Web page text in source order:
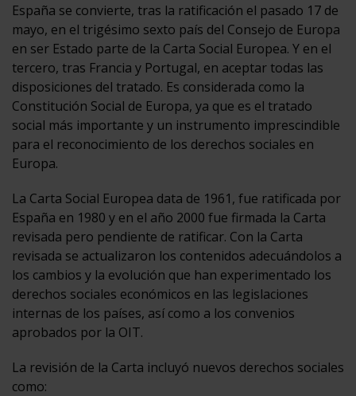
España se convierte, tras la ratificación el pasado 17 de
mayo, en el trigésimo sexto país del Consejo de Europa
en ser Estado parte de la Carta Social Europea. Y en el
tercero, tras Francia y Portugal, en aceptar todas las
disposiciones del tratado. Es considerada como la
Constitución Social de Europa, ya que es el tratado
social más importante y un instrumento imprescindible
para el reconocimiento de los derechos sociales en
Europa.
La Carta Social Europea data de 1961, fue ratificada por
España en 1980 y en el año 2000 fue firmada la Carta
revisada pero pendiente de ratificar. Con la Carta
revisada se actualizaron los contenidos adecuándolos a
los cambios y la evolución que han experimentado los
derechos sociales económicos en las legislaciones
internas de los países, así como a los convenios
aprobados por la OIT.
La revisión de la Carta incluyó nuevos derechos sociales
como: